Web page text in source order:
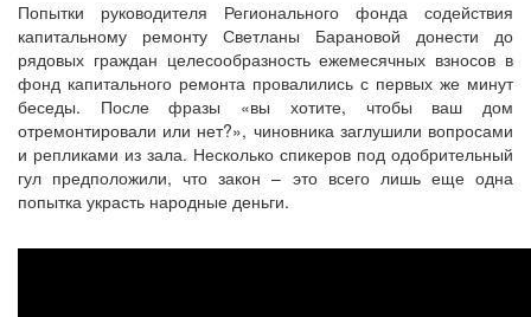
Попытки руководителя Регионального фонда содействия
капитальному ремонту Светланы Барановой донести до
рядовых граждан целесообразность ежемесячных взносов в
фонд капитального ремонта провалились с первых же минут
беседы. После фразы «вы хотите, чтобы ваш дом
отремонтировали или нет?», чиновника заглушили вопросами
и репликами из зала. Несколько спикеров под одобрительный
гул предположили, что закон – это всего лишь еще одна
попытка украсть народные деньги.